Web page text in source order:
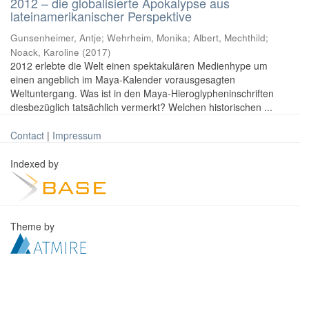
lateinamerikanischer Perspektive
Gunsenheimer, Antje; Wehrheim, Monika; Albert, Mechthild;
Noack, Karoline (2017)
2012 erlebte die Welt einen spektakulären Medienhype um
einen angeblich im Maya-Kalender vorausgesagten
Weltuntergang. Was ist in den Maya-Hieroglypheninschriften
diesbezüglich tatsächlich vermerkt? Welchen historischen ...
Contact | Impressum
Indexed by
Theme by